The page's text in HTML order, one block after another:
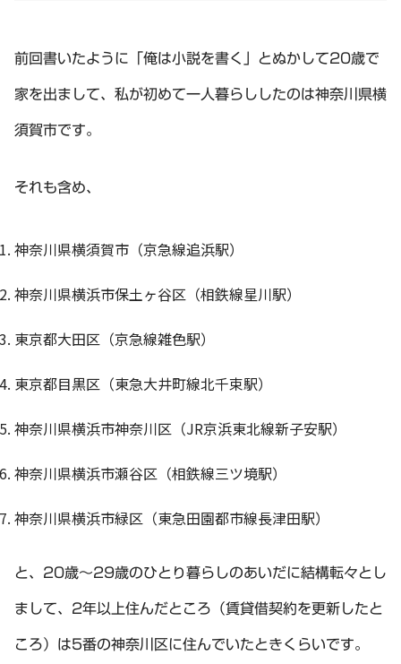
前回書いたように「俺は小説を書く」とぬかして20歳で
家を出まして、私が初めて一人暮らししたのは神奈川県横
須賀市です。
それも含め、
神奈川県横須賀市（京急線追浜駅）
神奈川県横浜市保土ヶ谷区（相鉄線星川駅）
東京都大田区（京急線雑色駅）
東京都目黒区（東急大井町線北千束駅）
神奈川県横浜市神奈川区（JR京浜東北線新子安駅）
神奈川県横浜市瀬谷区（相鉄線三ツ境駅）
神奈川県横浜市緑区（東急田園都市線長津田駅）
と、20歳～29歳のひとり暮らしのあいだに結構転々とし
まして、2年以上住んだところ（賃貸借契約を更新したと
ころ）は5番の神奈川区に住んでいたときくらいです。